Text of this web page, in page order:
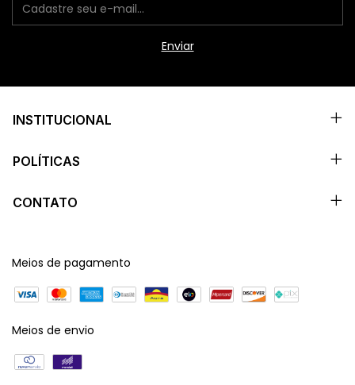
INSTITUCIONAL
POLÍTICAS
CONTATO
Meios de pagamento
Meios de envio